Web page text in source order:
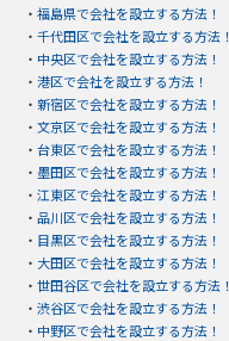
・ 福島県で会社を設立する方法！
・ 千代田区で会社を設立する方法！
・ 中央区で会社を設立する方法！
・ 港区で会社を設立する方法！
・ 新宿区で会社を設立する方法！
・ 文京区で会社を設立する方法！
・ 台東区で会社を設立する方法！
・ 墨田区で会社を設立する方法！
・ 江東区で会社を設立する方法！
・ 品川区で会社を設立する方法！
・ 目黒区で会社を設立する方法！
・ 大田区で会社を設立する方法！
・ 世田谷区で会社を設立する方法！
・ 渋谷区で会社を設立する方法！
・ 中野区で会社を設立する方法！